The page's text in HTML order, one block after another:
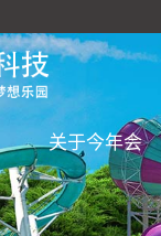
关于今年会